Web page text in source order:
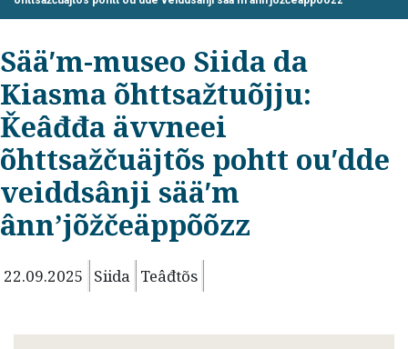
Sääʹm-museo Siida da
Kiasma õhttsažtuõjju:
Ǩeâđđa ävvneei
õhttsažčuäjtõs pohtt ouʹdde
veiddsânji sääʹm
ânnʼjõžčeäppõõzz
22.09.2025 Siida Teâđtõs